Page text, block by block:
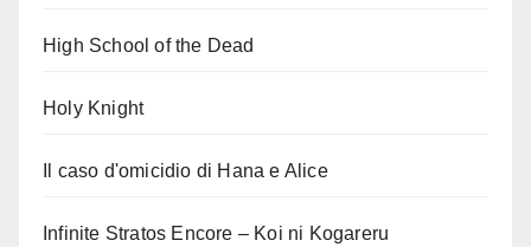
High School of the Dead
Holy Knight
Il caso d'omicidio di Hana e Alice
Infinite Stratos Encore – Koi ni Kogareru